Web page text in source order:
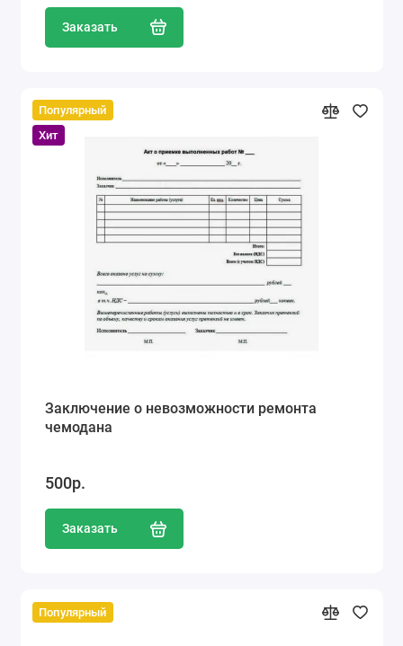
Заказать
Популярный
Хит
Заключение о невозможности ремонта
чемодана
500р.
Заказать
Популярный